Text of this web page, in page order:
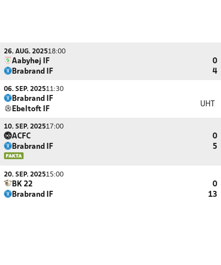
26. AUG. 202518:00
Aabyhøj IF
0
Brabrand IF
4
06. SEP. 202511:30
Brabrand IF
Ebeltoft IF
UHT
10. SEP. 202517:00
ACFC
0
Brabrand IF
5
20. SEP. 202515:00
BK 22
0
Brabrand IF
13